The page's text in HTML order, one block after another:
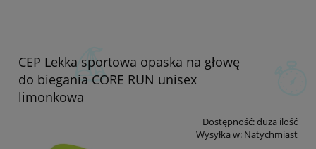
CEP Lekka sportowa opaska na głowę
do biegania CORE RUN unisex
limonkowa
Dostępność:duża ilość
Wysyłka w: Natychmiast